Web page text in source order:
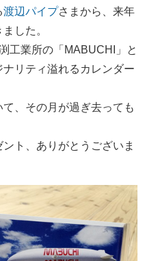
渡辺パイプさまから、来年
した。
工業所の「MABUCHI」と
リティ溢れるカレンダー
、その月が過ぎ去っても
ト、ありがとうございま